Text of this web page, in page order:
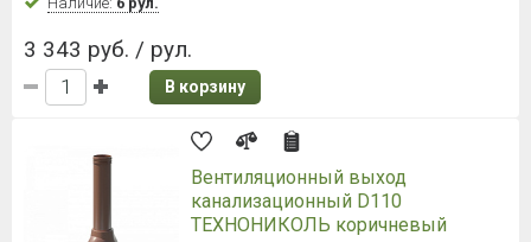
3 343 руб. / рул.
В корзину
Вентиляционный выход
канализационный D110
ТЕХНОНИКОЛЬ коричневый